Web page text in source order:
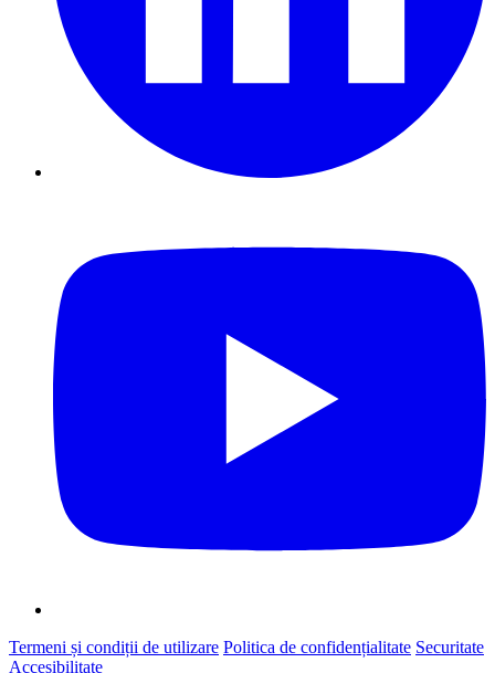
Termeni și condiții de utilizare Politica de confidențialitate Securitate
Accesibilitate